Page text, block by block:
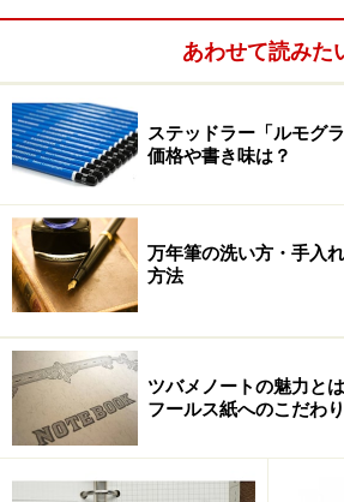
ペンシル。芯ホルダーといったほう
うが、実は世界で始めて芯ホルダー
ダッシュ。さらに水彩鉛筆もカラ
だした。
カランダッシュは鉛筆とは切っても
ある。
鉛筆をモチーフにしたフォ
あわせて読みた
ステッドラー「ルモグ
価格や書き味は？
万年筆の洗い方・手入
方法
ツバメノートの魅力と
フールス紙へのこだわり